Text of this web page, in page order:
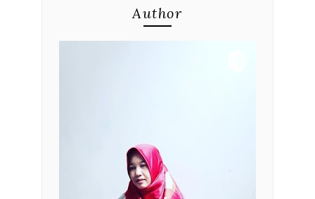
Author